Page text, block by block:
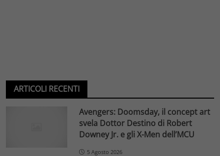
ARTICOLI RECENTI
Avengers: Doomsday, il concept art
svela Dottor Destino di Robert
Downey Jr. e gli X-Men dell’MCU
5 Agosto 2026